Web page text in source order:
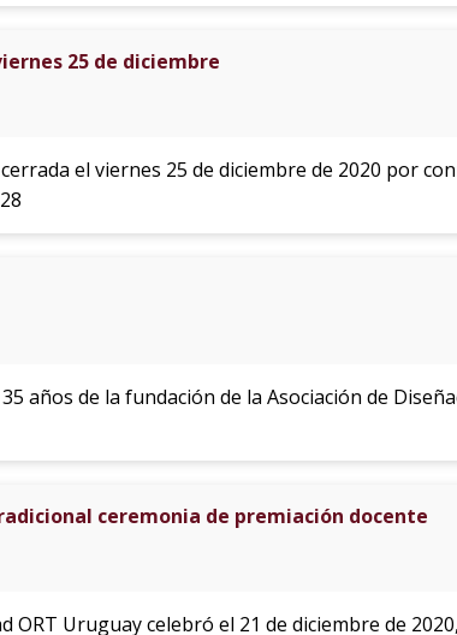
25 de diciembre
el viernes 25 de diciembre de 2020 por
años de la fundación de la Asociación de
ceremonia de premiación docente
ORT Uruguay celebró el 21 de diciembre de